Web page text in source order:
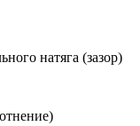
натяга (зазор)